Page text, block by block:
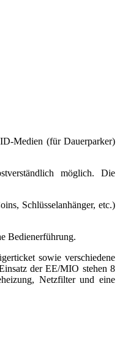
Medien (für Dauerparker)
möglich. Die
Schlüsselanhänger, etc.)
Bedienerführung.
sowie verschiedene
der EE/MIO stehen 8
Netzfilter und eine